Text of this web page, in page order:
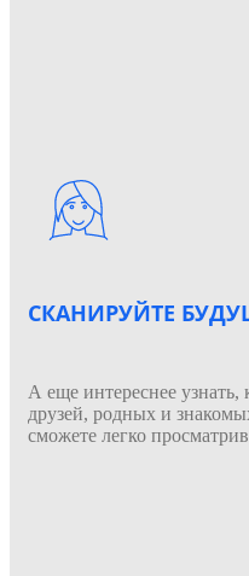
СКАНИРУЙТЕ
А еще интереснее узнать,
друзей, родных и
сможете легко